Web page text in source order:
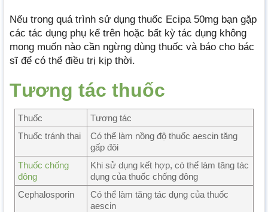
Nếu trong quá trình sử dụng thuốc Ecipa 50mg bạn gặp
các tác dụng phụ kể trên hoặc bất kỳ tác dụng không
mong muốn nào cần ngừng dùng thuốc và báo cho bác
sĩ để có thể điều trị kịp thời.
Tương tác thuốc
Thuốc
Tương tác
Thuốc tránh thai
Có thể làm nồng độ thuốc aescin tăng
gấp đôi
Thuốc chống
đông
Khi sử dụng kết hợp, có thể làm tăng tác
dụng của thuốc chống đông
Cephalosporin
Có thể làm tăng tác dụng của thuốc
aescin